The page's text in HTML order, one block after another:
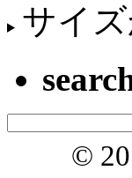
サイ
©